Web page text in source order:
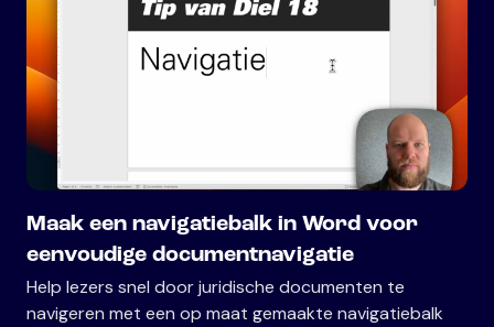
Maak een navigatiebalk in Word voor
eenvoudige documentnavigatie
Help lezers snel door juridische documenten te
navigeren met een op maat gemaakte navigatiebalk